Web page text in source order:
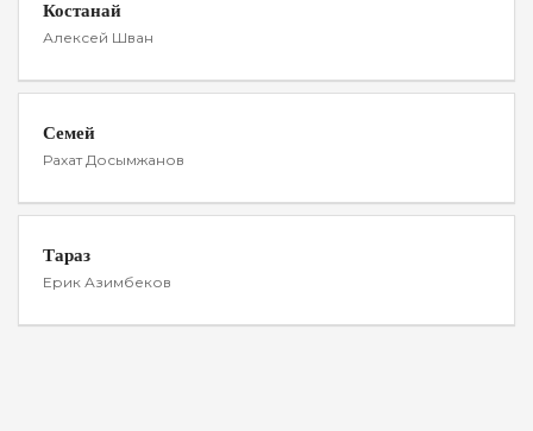
Костанай
Алексей Шван
Семей
Рахат Досымжанов
Тараз
Ерик Азимбеков